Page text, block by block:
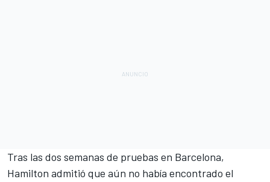
Tras las dos semanas de pruebas en Barcelona,
Hamilton admitió que aún no había encontrado el